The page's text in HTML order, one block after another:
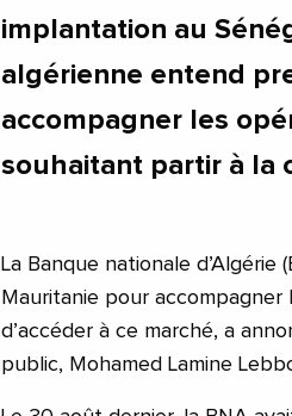
implantation au
algérienne entend
accompagner les
souhaitant partir à la
La Banque nationale
Mauritanie pour
d’accéder à ce marché, a
public, Mohamed Lamine